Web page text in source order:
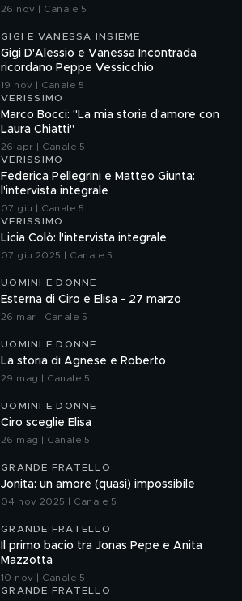
26 nov | Canale 5
GIGI E VANESSA INSIEME
Gigi D'Alessio e Vanessa Incontrada
ricordano Peppe Vessicchio
19 nov | Canale 5
VERISSIMO
Marco Bocci: "La mia storia d'amore con
Laura Chiatti"
26 apr | Canale 5
VERISSIMO
Federica Pellegrini e Matteo Giunta:
l'intervista integrale
07 giu | Canale 5
VERISSIMO
Licia Colò: l'intervista integrale
07 giu 2025 | Canale 5
UOMINI E DONNE
Esterna di Ciro e Elisa - 27 marzo
26 mar | Canale 5
UOMINI E DONNE
La storia di Agnese e Roberto
29 mag | Canale 5
UOMINI E DONNE
Ciro sceglie Elisa
26 mag | Canale 5
GRANDE FRATELLO
Jonita: un amore (quasi) impossibile
04 nov 2025 | Canale 5
GRANDE FRATELLO
Il primo bacio tra Jonas Pepe e Anita
Mazzotta
10 nov | Canale 5
GRANDE FRATELLO